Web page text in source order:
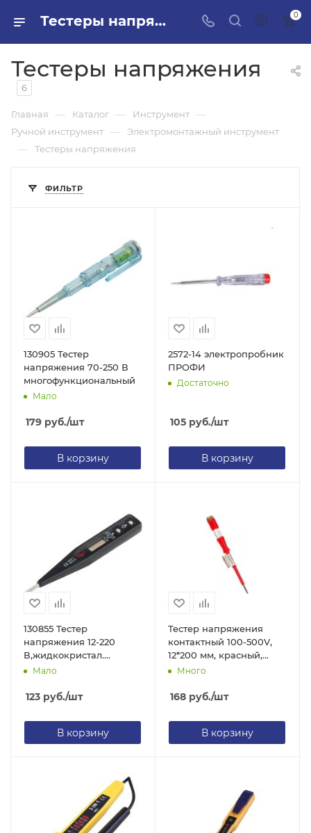
Тестеры напряжения в ПИЛОН — купить стройматериалы в интернет-магазине ПИЛОН с доставкой оптом и в розницу 0
Тестеры напряжения
6
Главная — Каталог — Инструмент —
Ручной инструмент — Электромонтажный инструмент
— Тестеры напряжения
ФИЛЬТР
130905 Тестер
напряжения 70-250 В
многофункциональный
Мало
179 руб./шт
В корзину
2572-14 электропробник
ПРОФИ
Достаточно
105 руб./шт
В корзину
130855 Тестер
напряжения 12-220
В,жидкокристал.
дисплей с неоновой
Мало
123 руб./шт
В корзину
Тестер напряжения
контактный 100-500V,
12*200 мм, красный,
TST500-1
Много
168 руб./шт
В корзину